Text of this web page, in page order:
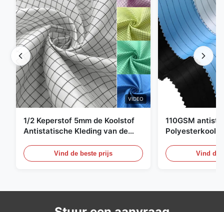
VIDEO
1/2 Keperstof 5mm de Koolstof
Antistatische Kleding van de
Vind de beste prijs
110GSM
Vind de